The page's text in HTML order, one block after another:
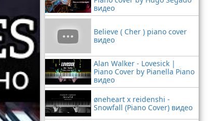
видео
Believe ( Cher ) piano cover
видео
Alan Walker - Lovesick |
Piano Cover by Pianella Piano
видео
øneheart x reidenshi -
Snowfall (Piano Cover) видео